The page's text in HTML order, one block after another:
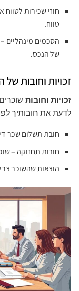
חוזי שכירות לטווח
טווח.
הסכמים מינהליים
של הנכס.
זכויות וחובות
זכויות וחובות
לדעת את חובותיך לפי
חובת תשלום שכר
חובות תחזוקה –
הוצאות שהשוכר